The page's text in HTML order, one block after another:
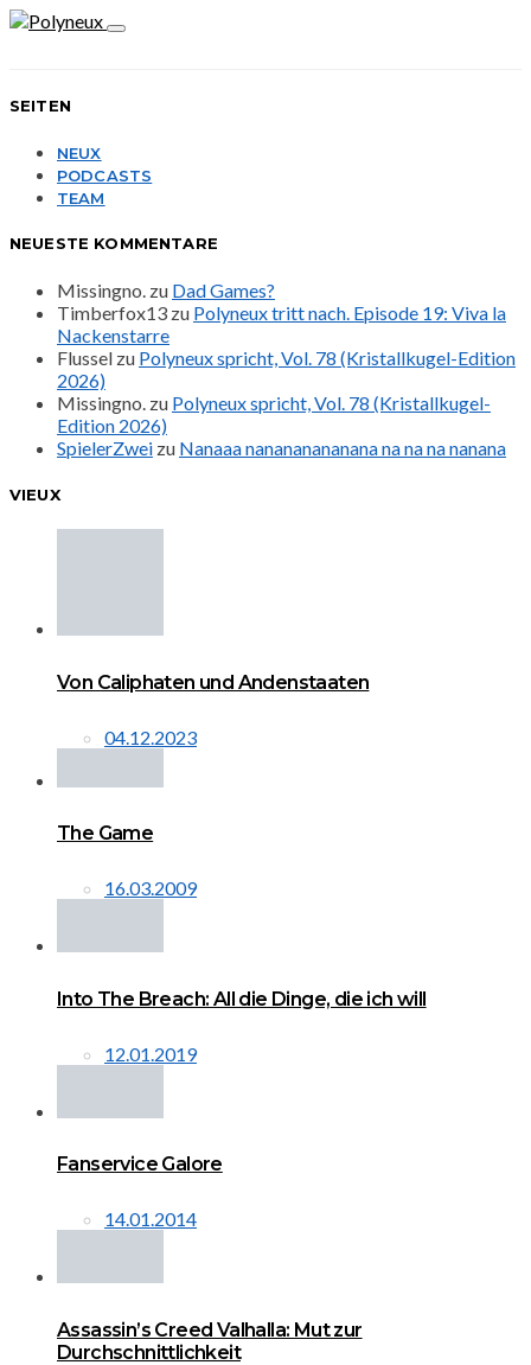
SEITEN
NEUX
PODCASTS
TEAM
NEUESTE KOMMENTARE
Missingno. zu Dad Games?
Timberfox13 zu Polyneux tritt nach. Episode 19: Viva la
Nackenstarre
Flussel zu Polyneux spricht, Vol. 78 (Kristallkugel-Edition
2026)
Missingno. zu Polyneux spricht, Vol. 78 (Kristallkugel-
Edition 2026)
SpielerZwei zu Nanaaa nanananananana na na na nanana
VIEUX
Von Caliphaten und Andenstaaten
04.12.2023
The Game
16.03.2009
Into The Breach: All die Dinge, die ich will
12.01.2019
Fanservice Galore
14.01.2014
Assassin’s Creed Valhalla: Mut zur
Durchschnittlichkeit